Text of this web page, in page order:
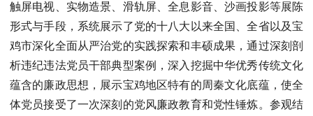
触屏电视、实物造景、滑轨屏、全息影音、沙画投影等展陈
形式与手段，系统展示了党的十八大以来全国、全省以及宝
鸡市深化全面从严治党的实践探索和丰硕成果，通过深刻剖
析违纪违法党员干部典型案例，深入挖掘中华优秀传统文化
蕴含的廉政思想，展示宝鸡地区特有的周秦文化底蕴，使全
体党员接受了一次深刻的党风廉政教育和党性锤炼。参观结